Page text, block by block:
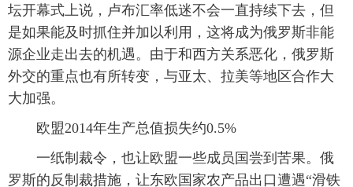
坛开幕式上说，卢布汇率低迷不会一直持续下去，但
是如果能及时抓住并加以利用，这将成为俄罗斯非能
源企业走出去的机遇。由于和西方关系恶化，俄罗斯
外交的重点也有所转变，与亚太、拉美等地区合作大
大加强。
欧盟2014年生产总值损失约0.5%
一纸制裁令，也让欧盟一些成员国尝到苦果。俄
罗斯的反制裁措施，让东欧国家农产品出口遭遇“滑铁